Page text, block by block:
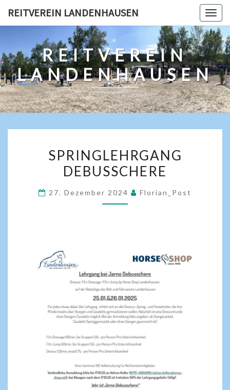
REITVEREIN LANDENHAUSEN
REITVEREIN
LANDENHAUSEN
SPRINGLEHRGANG
DEBUSSCHERE
27. Dezember 2024 Florian_Post